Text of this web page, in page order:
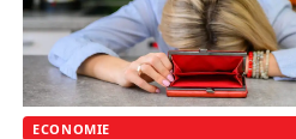
ECONOMIE